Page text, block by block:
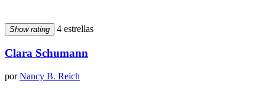
Show rating 4 estrellas
Clara Schumann
porNancy B. Reich